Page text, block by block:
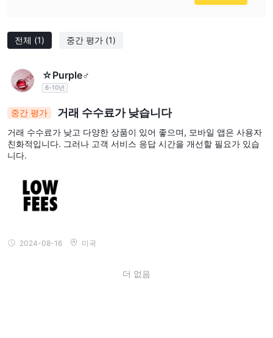
clarification from their support, and possibly test actual
before any significant commitment.
전체 (1) 중간 평가 (1)
☆Purple♂
6-10년
중간 평가 거래 수수료가 낮습니다
거래 수수료가 낮고 다양한 상품이 있어 좋으며, 모바일 앱은 사용자
친화적입니다. 그러나 고객 서비스 응답 시간을 개선할 필요가 있습
니다.
2024-08-16 미국
더 없음